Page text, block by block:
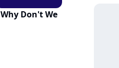
Why Don't We